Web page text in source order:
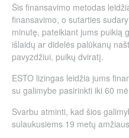
Šis finansavimo metodas
finansavimo, o sutarties
minutę, pateikiant jums puikią
išlaidų ar didelės palūkanų
pavyzdžiui, puikų dviratį.
ESTO lizingas leidžia jums
su galimybe pasirinkti iki 60
Svarbu atminti, kad šios
sulaukusiems 19 metų